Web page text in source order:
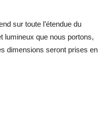
sur toute l’étendue du
lumineux que nous portons,
dimensions seront prises en